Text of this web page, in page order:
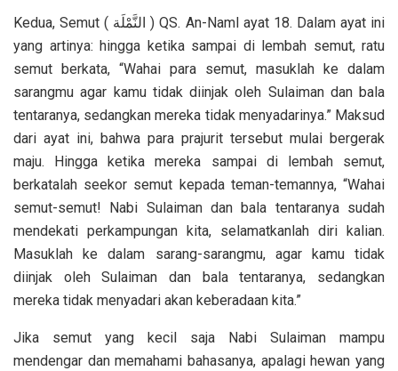
Kedua, Semut ( النَّمْلَة ) QS. An-Naml ayat 18. Dalam ayat ini
yang artinya: hingga ketika sampai di lembah semut, ratu
semut berkata, “Wahai para semut, masuklah ke dalam
sarangmu agar kamu tidak diinjak oleh Sulaiman dan bala
tentaranya, sedangkan mereka tidak menyadarinya.” Maksud
dari ayat ini, bahwa para prajurit tersebut mulai bergerak
maju. Hingga ketika mereka sampai di lembah semut,
berkatalah seekor semut kepada teman-temannya, “Wahai
semut-semut! Nabi Sulaiman dan bala tentaranya sudah
mendekati perkampungan kita, selamatkanlah diri kalian.
Masuklah ke dalam sarang-sarangmu, agar kamu tidak
diinjak oleh Sulaiman dan bala tentaranya, sedangkan
mereka tidak menyadari akan keberadaan kita.”
Jika semut yang kecil saja Nabi Sulaiman mampu
mendengar dan memahami bahasanya, apalagi hewan yang